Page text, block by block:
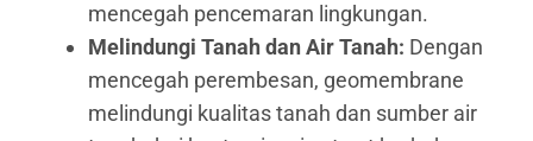
mencegah pencemaran lingkungan.
Melindungi Tanah dan Air Tanah: Dengan
mencegah perembesan, geomembrane
melindungi kualitas tanah dan sumber air